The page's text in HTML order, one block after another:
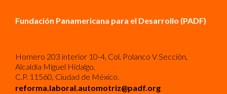
Fundación Panamericana para el Desarrollo (PADF)
Homero 203 interior 10-4, Col. Polanco V Sección,
Alcaldía Miguel Hidalgo,
C.P. 11560, Ciudad de México.
reforma.laboral.automotriz@padf.org